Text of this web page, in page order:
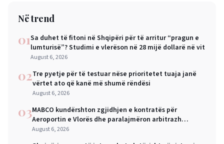
Në trend
01Sa duhet të fitoni në Shqipëri për të arritur “pragun e
lumturisë”? Studimi e vlerëson në 28 mijë dollarë në vit
August 6, 2026
02Tre pyetje për të testuar nëse prioritetet tuaja janë
vërtet ato që kanë më shumë rëndësi
August 6, 2026
03MABCO kundërshton zgjidhjen e kontratës për
Aeroportin e Vlorës dhe paralajmëron arbitrazh
ndërkombëtar
August 6, 2026